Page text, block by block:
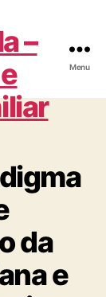
Menu
da
e